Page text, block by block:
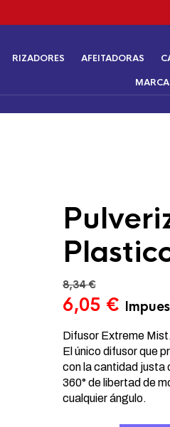
RIZADORES AFEITADORAS
8,34€
El
original
era:
8,34 €.
6,05 €El
precio
es:
6,05
Difusor Extreme Mist.
El único difusor que
con la cantidad justa
360° de libertad de
cualquier ángulo.